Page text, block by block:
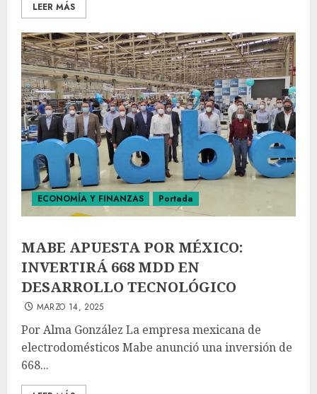
LEER MÁS
ECONOMÍA Y FINANZAS Portada
MABE APUESTA POR MÉXICO:
INVERTIRÁ 668 MDD EN
DESARROLLO TECNOLÓGICO
MARZO 14, 2025
Por Alma González La empresa mexicana de
electrodomésticos Mabe anunció una inversión de
668...